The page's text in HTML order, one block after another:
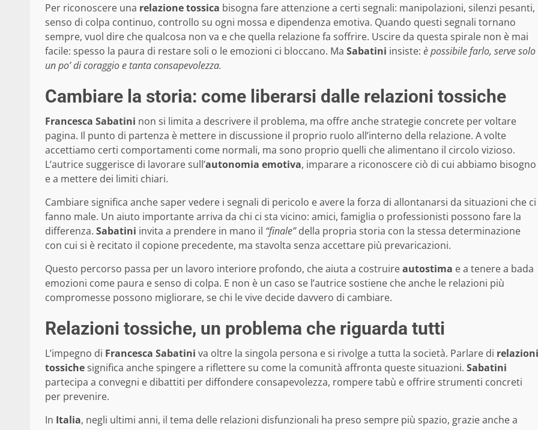
Per riconoscere una relazione tossica bisogna fare attenzione a certi segnali: manipolazioni, silenzi pesanti,
senso di colpa continuo, controllo su ogni mossa e dipendenza emotiva. Quando questi segnali tornano
sempre, vuol dire che qualcosa non va e che quella relazione fa soffrire. Uscire da questa spirale non è mai
facile: spesso la paura di restare soli o le emozioni ci bloccano. Ma Sabatini insiste: è possibile farlo, serve solo
un po’ di coraggio e tanta consapevolezza.
Cambiare la storia: come liberarsi dalle relazioni tossiche
Francesca Sabatini non si limita a descrivere il problema, ma offre anche strategie concrete per voltare
pagina. Il punto di partenza è mettere in discussione il proprio ruolo all’interno della relazione. A volte
accettiamo certi comportamenti come normali, ma sono proprio quelli che alimentano il circolo vizioso.
L’autrice suggerisce di lavorare sull’autonomia emotiva, imparare a riconoscere ciò di cui abbiamo bisogno
e a mettere dei limiti chiari.
Cambiare significa anche saper vedere i segnali di pericolo e avere la forza di allontanarsi da situazioni che ci
fanno male. Un aiuto importante arriva da chi ci sta vicino: amici, famiglia o professionisti possono fare la
differenza. Sabatini invita a prendere in mano il “finale”della propria storia con la stessa determinazione
con cui si è recitato il copione precedente, ma stavolta senza accettare più prevaricazioni.
Questo percorso passa per un lavoro interiore profondo, che aiuta a costruireautostima e a tenere a bada
emozioni come paura e senso di colpa. E non è un caso se l’autrice sostiene che anche le relazioni più
compromesse possono migliorare, se chi le vive decide davvero di cambiare.
Relazioni tossiche, un problema che riguarda tutti
L’impegno di Francesca Sabatini va oltre la singola persona e si rivolge a tutta la società. Parlare di relazioni
tossichesignifica anche spingere a riflettere su come la comunità affronta queste situazioni. Sabatini
partecipa a convegni e dibattiti per diffondere consapevolezza, rompere tabù e offrire strumenti concreti
per prevenire.
In Italia, negli ultimi anni, il tema delle relazioni disfunzionali ha preso sempre più spazio, grazie anche a